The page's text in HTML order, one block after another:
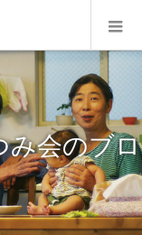
み会のブロ